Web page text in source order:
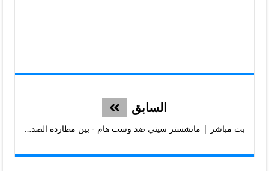
السابق
بث مباشر | مانشستر سيتي ضد وست هام - بين مطاردة الصدارة والهروب من منطقة الهبوط